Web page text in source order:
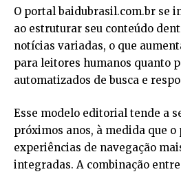
O portalbaidubrasil.com.br se
ao estruturar seu conteúdo
notícias variadas, o que
para leitores humanos quanto
automatizados de busca e
Esse modelo editorial tende a
próximos anos, à medida que o
experiências de navegação
integradas. A combinação